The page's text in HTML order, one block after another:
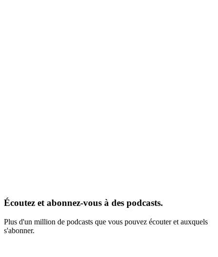
Écoutez et abonnez-vous à des podcasts.
Plus d'un million de podcasts que vous pouvez écouter et auxquels
s'abonner.